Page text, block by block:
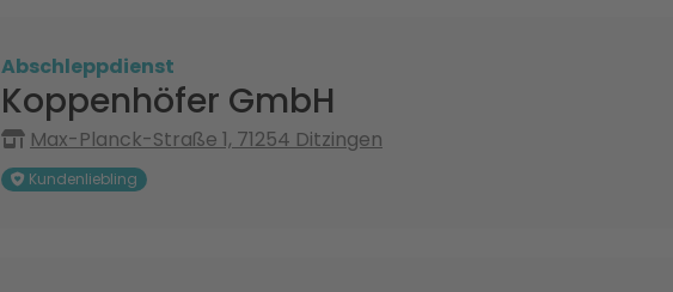
Abschleppdienst
Koppenhöfer GmbH
Max-Planck-Straße 1, 71254 Ditzingen
Kundenliebling